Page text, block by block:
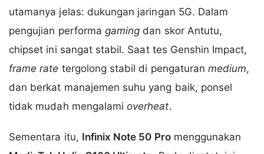
utamanya jelas: dukungan jaringan 5G. Dalam
pengujian performa gaming dan skor Antutu,
chipset ini sangat stabil. Saat tes Genshin Impact,
frame rate tergolong stabil di pengaturanmedium,
dan berkat manajemen suhu yang baik, ponsel
tidak mudah mengalamioverheat.
Sementara itu, Infinix Note 50 Promenggunakan